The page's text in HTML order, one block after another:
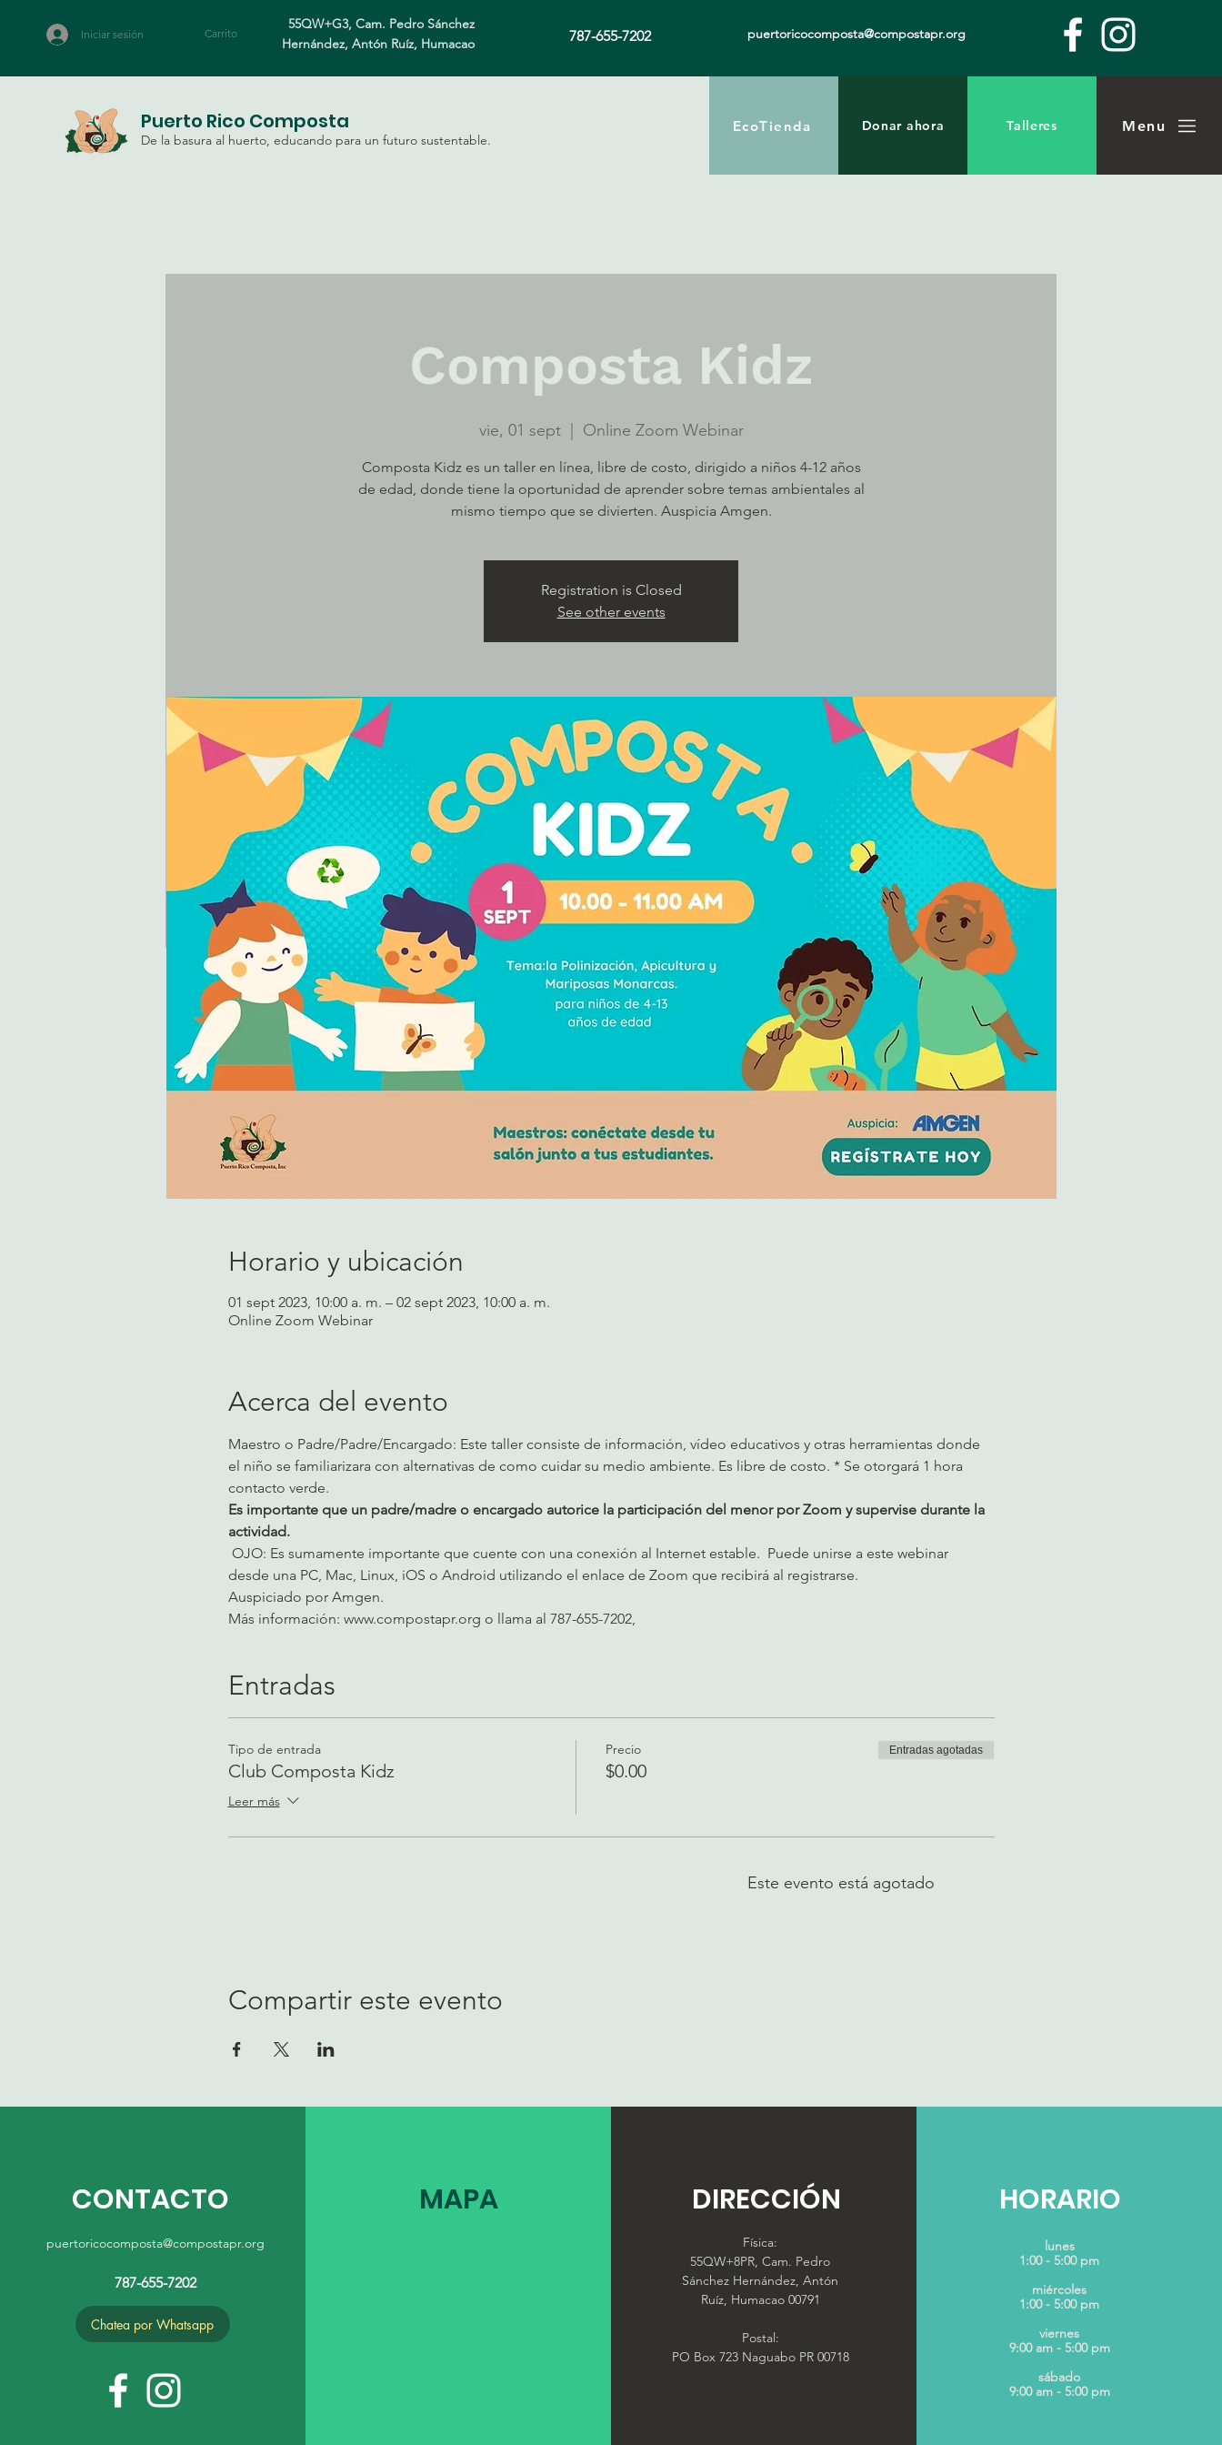
Iniciar sesión Carrito
55QW+G3, Cam. Pedro Sánchez
Hernández, Antón Ruíz, Humacao
787-655-7202 puertoricocomposta@compostapr.org
Puerto Rico Composta
De la basura al huerto, educando para un futuro sustentable.
EcoTienda Donar ahora Talleres Menu
Composta Kidz
vie, 01 sept
  |
Online Zoom Webinar
Composta Kidz es un taller en línea, libre de costo, dirigido a niños 4-12 años
de edad, donde tiene la oportunidad de aprender sobre temas ambientales al
mismo tiempo que se divierten. Auspicia Amgen.
Registration is Closed
See other events
Horario y ubicación
01 sept 2023, 10:00 a. m. – 02 sept 2023, 10:00 a. m.
Online Zoom Webinar
Acerca del evento
Maestro o Padre/Padre/Encargado: Este taller consiste de información, vídeo educativos y otras herramientas donde
el niño se familiarizara con alternativas de como cuidar su medio ambiente. Es libre de costo. * Se otorgará 1 hora
contacto verde.
Es importante que un padre/madre o encargado autorice la participación del menor por Zoom y supervise durante la
actividad.
OJO: Es sumamente importante que cuente con una conexión al Internet estable.  Puede unirse a este webinar
desde una PC, Mac, Linux, iOS o Android utilizando el enlace de Zoom que recibirá al registrarse.
Auspiciado por Amgen.
Más información: www.compostapr.org o llama al 787-655-7202,
Entradas
Tipo de entrada
Club Composta Kidz
Leer más
Precio
$0.00
Entradas agotadas
Este evento está agotado
Compartir este evento
CONTACTO
puertoricocomposta@compostapr.org
787-655-7202
Chatea por Whatsapp
MAPA DIRECCIÓN
Física:
55QW+8PR, Cam. Pedro
Sánchez Hernández, Antón
Ruíz, Humacao 00791
Postal:
PO Box 723 Naguabo PR 00718
HORARIO
lunes
1:00 - 5:00 pm
miércoles
1:00 - 5:00 pm
viernes
9:00 am - 5:00 pm
sábado
9:00 am - 5:00 pm